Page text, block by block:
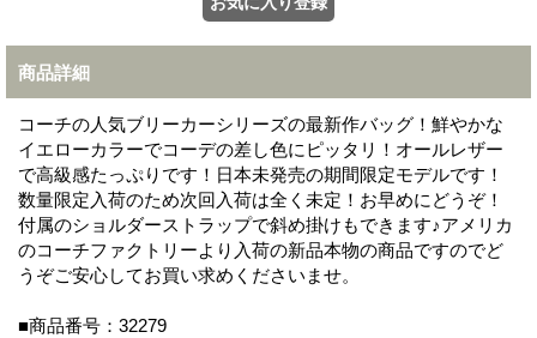
商品詳細
コーチの人気ブリーカーシリーズの最新作バッグ！鮮やかな
イエローカラーでコーデの差し色にピッタリ！オールレザー
で高級感たっぷりです！日本未発売の期間限定モデルです！
数量限定入荷のため次回入荷は全く未定！お早めにどうぞ！
付属のショルダーストラップで斜め掛けもできます♪アメリカ
のコーチファクトリーより入荷の新品本物の商品ですのでど
うぞご安心してお買い求めくださいませ。
■商品番号：32279